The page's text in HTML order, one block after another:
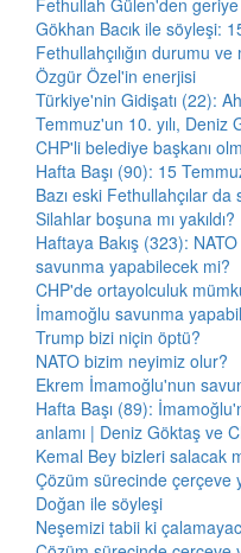
Fethullah Gülen'den geriye
Gökhan Bacık ile söyleşi:
Fethullahçılığın durumu
Özgür Özel'in enerjisi
Türkiye'nin Gidişatı (22):
Temmuz'un 10. yılı, Deniz
CHP'li belediye başkanı
Hafta Başı (90): 15
Bazı eski Fethullahçılar
Silahlar boşuna mı yakıldı?
Haftaya Bakış (323):
savunma yapabilecek mi?
CHP'de ortayolculuk
İmamoğlu savunma
Trump bizi niçin öptü?
NATO bizim neyimiz olur?
Ekrem İmamoğlu'nun
Hafta Başı (89):
anlamı | Deniz Göktaş ve
Kemal Bey bizleri salacak
Çözüm sürecinde çerçeve
Doğan ile söyleşi
Neşemizi tabii ki